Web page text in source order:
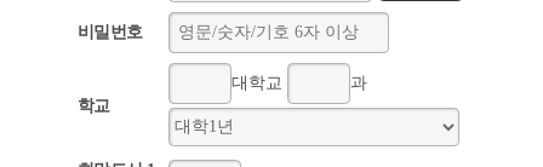
비밀번호
학교
대학교 과